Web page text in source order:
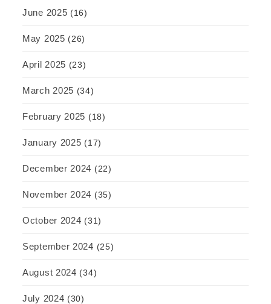
June 2025 (16)
May 2025 (26)
April 2025 (23)
March 2025 (34)
February 2025 (18)
January 2025 (17)
December 2024 (22)
November 2024 (35)
October 2024 (31)
September 2024 (25)
August 2024 (34)
July 2024 (30)